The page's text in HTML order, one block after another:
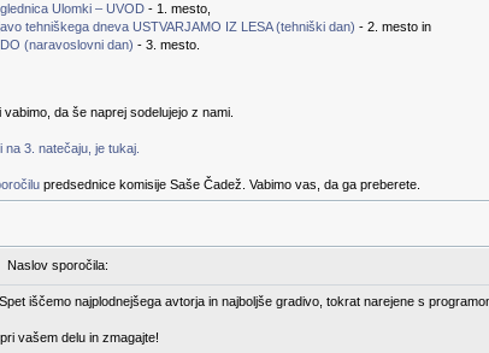
Ulomki – UVOD - 1. mesto,
tehniškega dneva USTVARJAMO IZ LESA (tehniški dan) - 2. mesto in
(naravoslovni dan) - 3. mesto.
da še naprej sodelujejo z nami.
3. natečaju, je tukaj.
predsednice komisije Saše Čadež. Vabimo vas, da ga preberete.
Naslov sporočila:
iščemo najplodnejšega avtorja in najboljše gradivo, tokrat narejene s
vašem delu in zmagajte!